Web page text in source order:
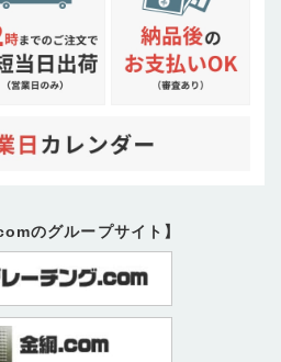
のグループサイト】